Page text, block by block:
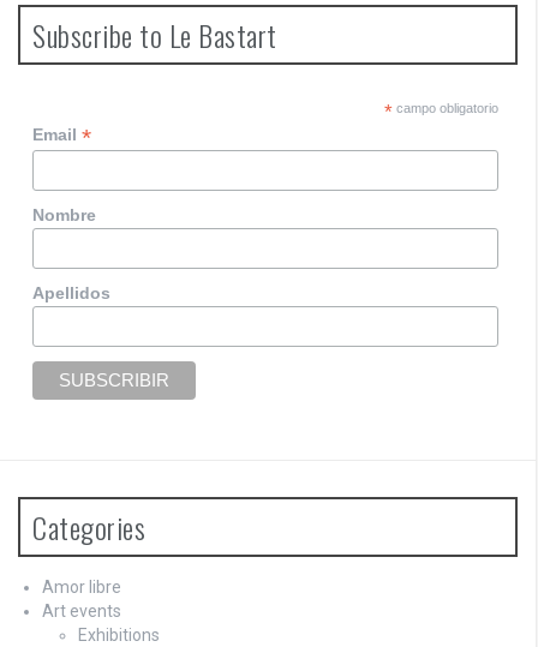
t
s
n
a
v
i
g
a
t
i
n
Subscribe to Le Bastart
*campo obligatorio
Email*
Nombre
Apellidos
Categories
Amor libre
Art events
Exhibitions